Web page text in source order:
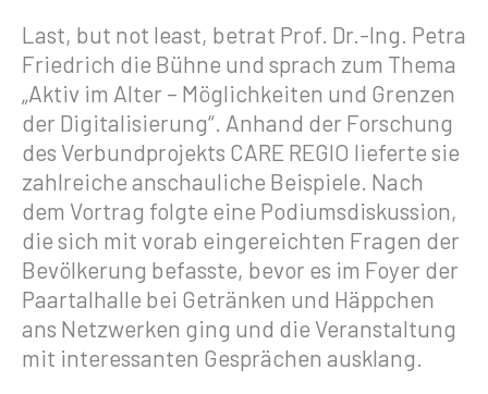
Last, but not least, betrat Prof. Dr.-Ing. Petra
Friedrich die Bühne und sprach zum Thema
„Aktiv im Alter – Möglichkeiten und Grenzen
der Digitalisierung“. Anhand der Forschung
des Verbundprojekts CARE REGIO lieferte sie
zahlreiche anschauliche Beispiele. Nach
dem Vortrag folgte eine Podiumsdiskussion,
die sich mit vorab eingereichten Fragen der
Bevölkerung befasste, bevor es im Foyer der
Paartalhalle bei Getränken und Häppchen
ans Netzwerken ging und die Veranstaltung
mit interessanten Gesprächen ausklang.